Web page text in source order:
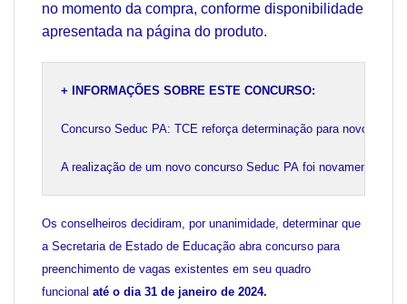
no momento da compra, conforme disponibilidade
apresentada na página do produto.
+ INFORMAÇÕES SOBRE ESTE CONCURSO:
Concurso Seduc PA: TCE reforça determinação para novo edital
A realização de um novo concurso Seduc PA foi novamente
Os conselheiros decidiram, por unanimidade, determinar que
a Secretaria de Estado de Educação abra concurso para
preenchimento de vagas existentes em seu quadro
funcional até o dia 31 de janeiro de 2024.